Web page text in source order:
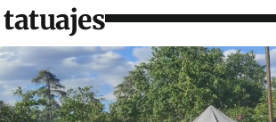
tatuajes